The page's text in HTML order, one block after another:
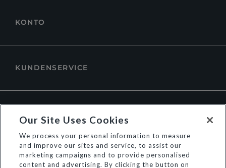
KONTO
KUNDENSERVICE
Our Site Uses Cookies
We process your personal information to measure
and improve our sites and service, to assist our
marketing campaigns and to provide personalised
content and advertising. By clicking the button on